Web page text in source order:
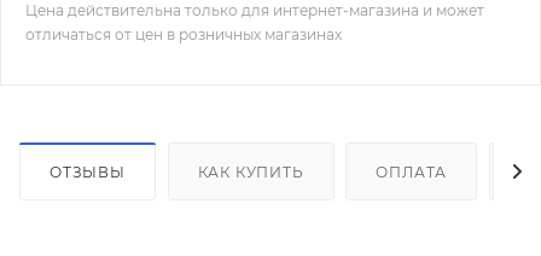
Цена действительна только для интернет-магазина и может
отличаться от цен в розничных магазинах
ОТЗЫВЫ КАК КУПИТЬ ОПЛАТА